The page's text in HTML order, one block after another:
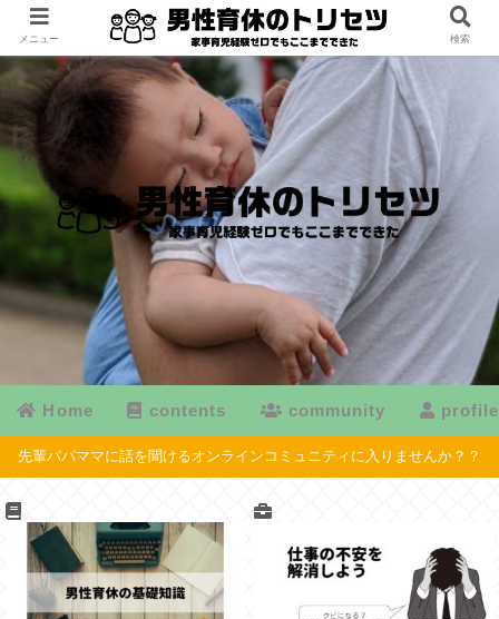
Home contents community profile
先輩パパママに話を聞けるオンラインコミュニティに入りませんか？？
メニュー 検索